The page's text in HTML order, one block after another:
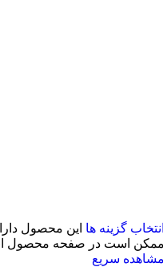
گزینه ها این محصول
است در صفحه محصول
سریع